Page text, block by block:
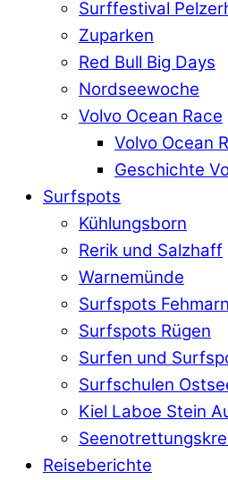
Surffestival
Zuparken
Red Bull Big Days
Nordseewoche
Volvo Ocean Race
Volvo Ocean
Geschichte
Surfspots
Kühlungsborn
Rerik und Salzhaff
Warnemünde
Surfspots Fehmarn
Surfspots Rügen
Surfen und
Surfschulen
Kiel Laboe Stein
Reiseberichte